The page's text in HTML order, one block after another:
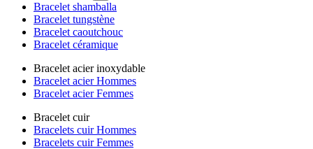
Bracelet shamballa
Bracelet tungstène
Bracelet caoutchouc
Bracelet céramique
Bracelet acier inoxydable
Bracelet acier Hommes
Bracelet acier Femmes
Bracelet cuir
Bracelets cuir Hommes
Bracelets cuir Femmes